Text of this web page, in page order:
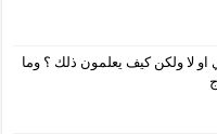
او لا ولكن كيف يعلمون ذلك ؟ وما